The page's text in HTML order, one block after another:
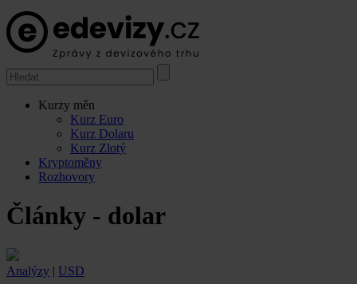
Kurzy měn
Kurz Euro
Kurz Dolaru
Kurz Zlotý
Kryptoměny
Rozhovory
Články - dolar
Analýzy | USD